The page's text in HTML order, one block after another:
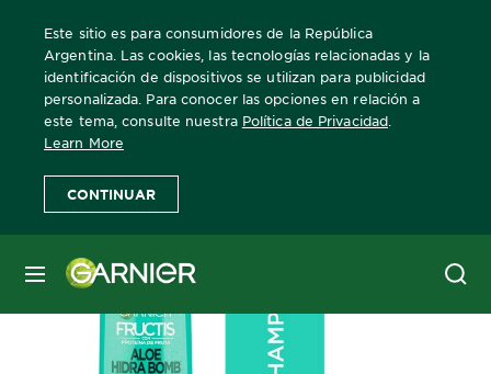
Este sitio es para consumidores de la República
Argentina. Las cookies, las tecnologías relacionadas y la
identificación de dispositivos se utilizan para publicidad
personalizada. Para conocer las opciones en relación a
este tema, consulte nuestra Política de Privacidad
Learn More
CONTINUAR
MENÚ
Home Fructis Shampoo Fructis Aloe Hidra Bomb | Garnier